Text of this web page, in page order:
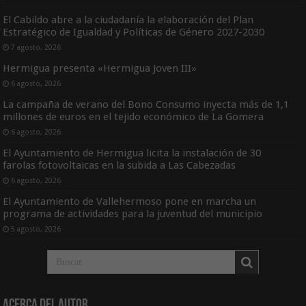
El Cabildo abre a la ciudadanía la elaboración del Plan
Estratégico de Igualdad y Políticas de Género 2027-2030
7 agosto, 2026
Hermigua presenta «Hermigua Joven III»
6 agosto, 2026
La campaña de verano del Bono Consumo inyecta más de 1,1
millones de euros en el tejido económico de La Gomera
6 agosto, 2026
El Ayuntamiento de Hermigua licita la instalación de 30
farolas fotovoltaicas en la subida a Las Cabezadas
6 agosto, 2026
El Ayuntamiento de Vallehermoso pone en marcha un
programa de actividades para la juventud del municipio
5 agosto, 2026